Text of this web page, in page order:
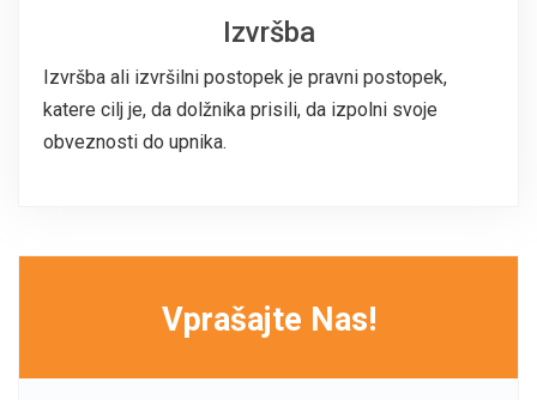
Izvršba
Izvršba ali izvršilni postopek je pravni postopek,
katere cilj je, da dolžnika prisili, da izpolni svoje
obveznosti do upnika.
Vprašajte Nas!